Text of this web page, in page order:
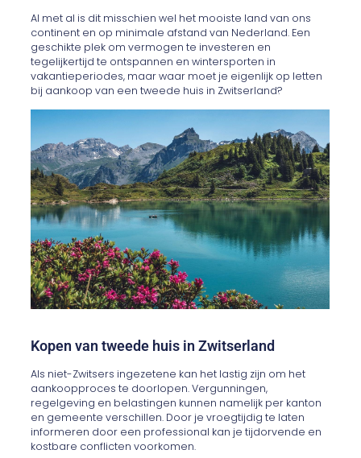
Al met al is dit misschien wel het mooiste land van ons
continent en op minimale afstand van Nederland. Een
geschikte plek om vermogen te investeren en
tegelijkertijd te ontspannen en wintersporten in
vakantieperiodes, maar waar moet je eigenlijk op letten
bij aankoop van een tweede huis in Zwitserland?
Kopen van tweede huis in Zwitserland
Als niet-Zwitsers ingezetene kan het lastig zijn om het
aankoopproces te doorlopen. Vergunningen,
regelgeving en belastingen kunnen namelijk per kanton
en gemeente verschillen. Door je vroegtijdig te laten
informeren door een professional kan je tijdorvende en
kostbare conflicten voorkomen.